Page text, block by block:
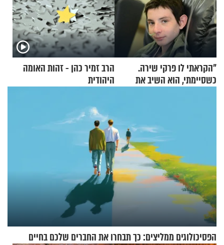
"הקראתי לו פרקי שירה.
כשסיימתי, הוא השיב את
הרב זמיר כהן - זהות האומה
היהודית
הפסיכולוגים ממליצים: כך תבחרו את החברים שלכם בחיים